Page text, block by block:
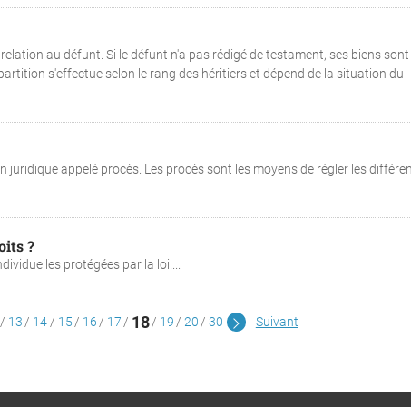
au défunt. Si le défunt n'a pas rédigé de testament, ses biens sont
s'effectue selon le rang des héritiers et dépend de la situation du
juridique appelé procès. Les procès sont les moyens de régler les
?
protégées par la loi....
13 14 15 16 17 18 19 20 30 Suivant